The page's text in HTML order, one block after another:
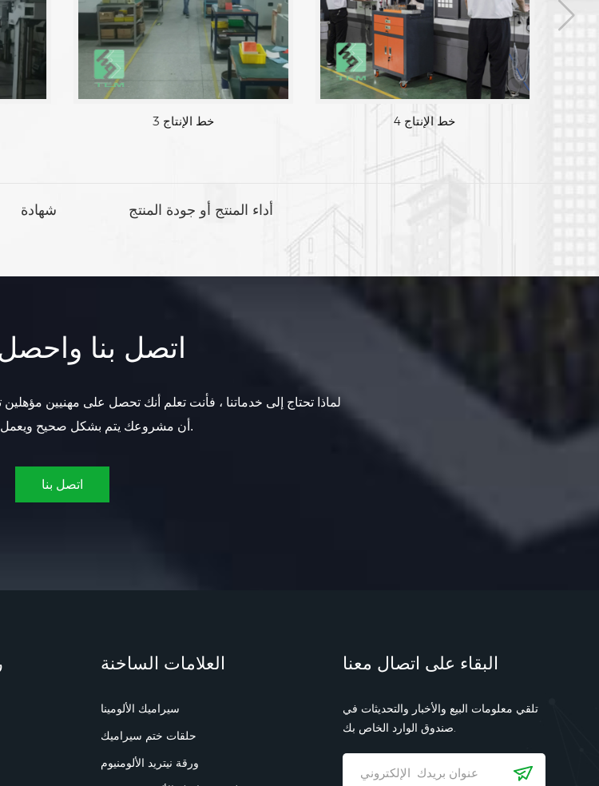
خط الإنتاج 3 خط الإنتاج 4
شهادة أداء المنتج أو جودة المنتج
اتصل بنا
لماذا تحتاج إلى خدماتنا ، فأنت تعلم أنك تحصل على مهنيين مؤهلين
أن مشروعك يتم بشكل صحيح ويعمل بشكل صحيح.
اتصل بنا
العلامات الساخنة
سيراميك الألومينا
حلقات ختم سيراميك
ورقة نيتريد الألومنيوم
البقاء على اتصال معنا
تلقي معلومات البيع والأخبار والتحديثات في
صندوق الوارد الخاص بك.